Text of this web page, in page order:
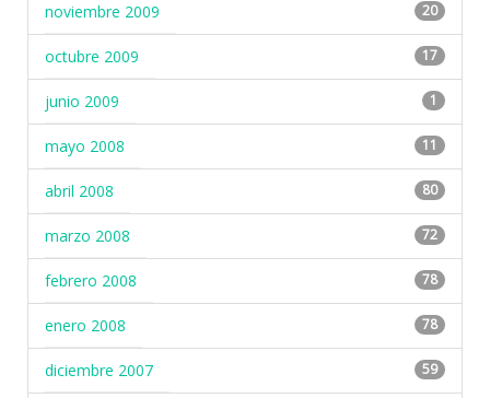
noviembre 2009 20
octubre 2009 17
junio 2009 1
mayo 2008 11
abril 2008 80
marzo 2008 72
febrero 2008 78
enero 2008 78
diciembre 2007 59